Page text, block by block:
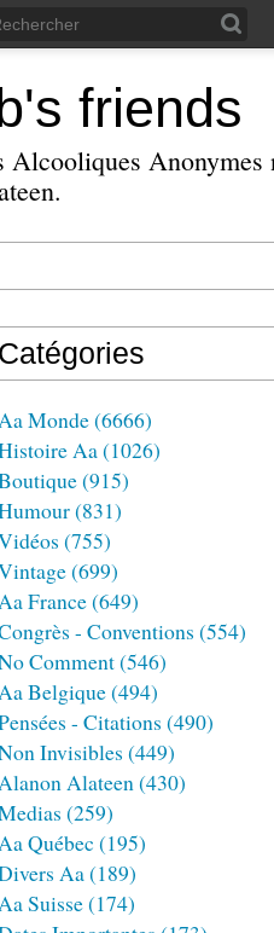
friends
Alcooliques
Catégories
Monde(6666)
Aa(1026)
(915)
(831)
(755)
(699)
France(649)
- Conventions (554)
Comment(546)
Belgique(494)
- Citations (490)
Invisibles (449)
Alateen(430)
(259)
Québec (195)
Aa(189)
Suisse(174)